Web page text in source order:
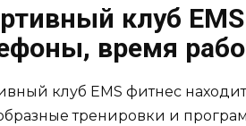
клуб
время
клуб EMS фитнес
тренировки и